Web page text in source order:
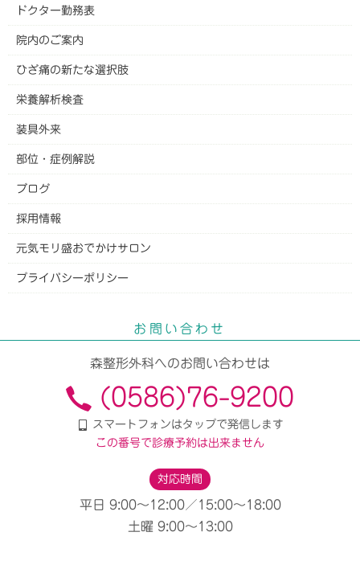
ドクター勤務表
院内のご案内
ひざ痛の新たな選択肢
栄養解析検査
装具外来
部位・症例解説
ブログ
採用情報
元気モリ盛おでかけサロン
プライバシーポリシー
お問い合わせ
森整形外科へのお問い合わせは
(0586)76-9200
スマートフォンはタップで発信します
この番号で診療予約は出来ません
対応時間
平日 9:00〜12:00／15:00〜18:00
土曜 9:00〜13:00